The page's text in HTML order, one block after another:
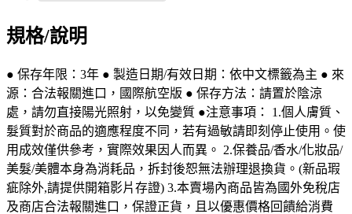
規格/說明
● 保存年限：3年 ● 製造日期/有效日期：依中文標籤為主 ● 來
源：合法報關進口，國際航空版 ● 保存方法：請置於陰涼
處，請勿直接陽光照射，以免變質 ●注意事項： 1.個人膚質、
髮質對於商品的適應程度不同，若有過敏請即刻停止使用。使
用成效僅供參考，實際效果因人而異。 2.保養品/香水/化妝品/
美髮/美體本身為消耗品，拆封後恕無法辦理退換貨。(新品瑕
疵除外,請提供開箱影片存證) 3.本賣場內商品皆為國外免稅店
及商店合法報關進口，保證正貨，且以優惠價格回饋給消費